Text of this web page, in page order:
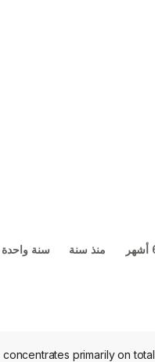
منذ سنة سنة واحدة
primarily on